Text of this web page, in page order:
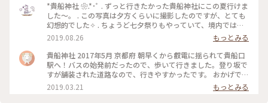
*貴船神社 ❀.*･ﾟ . ずっと行きたかった貴船神社にこの夏行けま
した～。 . この写真は夕方くらいに撮影したのですが、とても
幻想的でした✧︎ . ちょうど七夕祭りもやっていて、境内では七
夕がたくさんありました🎋✧̣̥̇ . #貴船神社 #神社巡り #旅のひと
とき #夏旅2019
2019.08.26
もっとみる
貴船神社 2017年5月 京都府 朝早くから叡電に揺られて貴船口
駅へ！バスの始発前だったので、歩いて行きました。登り坂で
すが舗装された道路なので、行きやすかったです。 おかげで人
の少ないシーンとした空気を味わえたので良かったです。 御朱
印ももらえて大満足でした☺️ 京都旅行は早寝早起きになりま
2019.03.21 もっとみる